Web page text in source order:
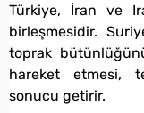
Türkiye, İran ve
birleşmesidir.
toprak
hareket etmesi,
sonucu getirir.